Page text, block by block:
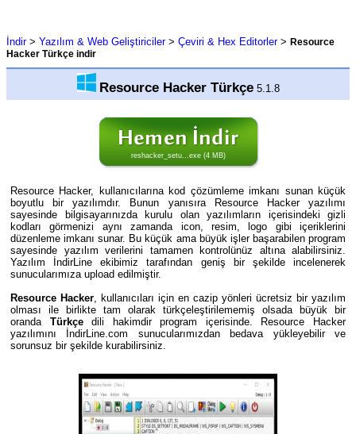
İndir> Yazılım & Web Geliştiriciler> Çeviri & Hex Editorler> Resource
Hacker Türkçe indir
Resource Hacker Türkçe5.1.8
reshacker_setu...exe (4 MB)
Resource Hacker, kullanıcılarına kod çözümleme imkanı sunan küçük
boyutlu bir yazılımdır. Bunun yanısıra Resource Hacker yazılımı
sayesinde bilgisayarınızda kurulu olan yazılımların içerisindeki gizli
kodları görmenizi aynı zamanda icon, resim, logo gibi içeriklerini
düzenleme imkanı sunar. Bu küçük ama büyük işler başarabilen program
sayesinde yazılım verilerini tamamen kontrolünüz altına alabilirsiniz.
Yazılım İndirLine ekibimiz tarafından geniş bir şekilde incelenerek
sunucularımıza upload edilmiştir.
Resource Hacker , kullanıcıları için en cazip yönleri ücretsiz bir yazılım
olması ile birlikte tam olarak türkçeleştirilememiş olsada büyük bir
oranda Türkçedili hakimdir program içerisinde. Resource Hacker
yazılımını İndirLine.com sunucularımızdan bedava yükleyebilir ve
sorunsuz bir şekilde kurabilirsiniz.